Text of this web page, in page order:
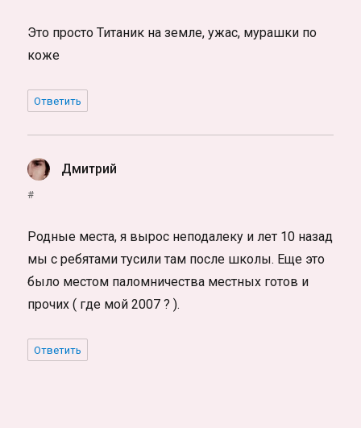
Это просто Титаник на земле, ужас, мурашки по
коже
Ответить
Дмитрий
#
Родные места, я вырос неподалеку и лет 10 назад
мы с ребятами тусили там после школы. Еще это
было местом паломничества местных готов и
прочих ( где мой 2007 ? ).
Ответить